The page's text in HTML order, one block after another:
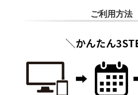
ご利用方法